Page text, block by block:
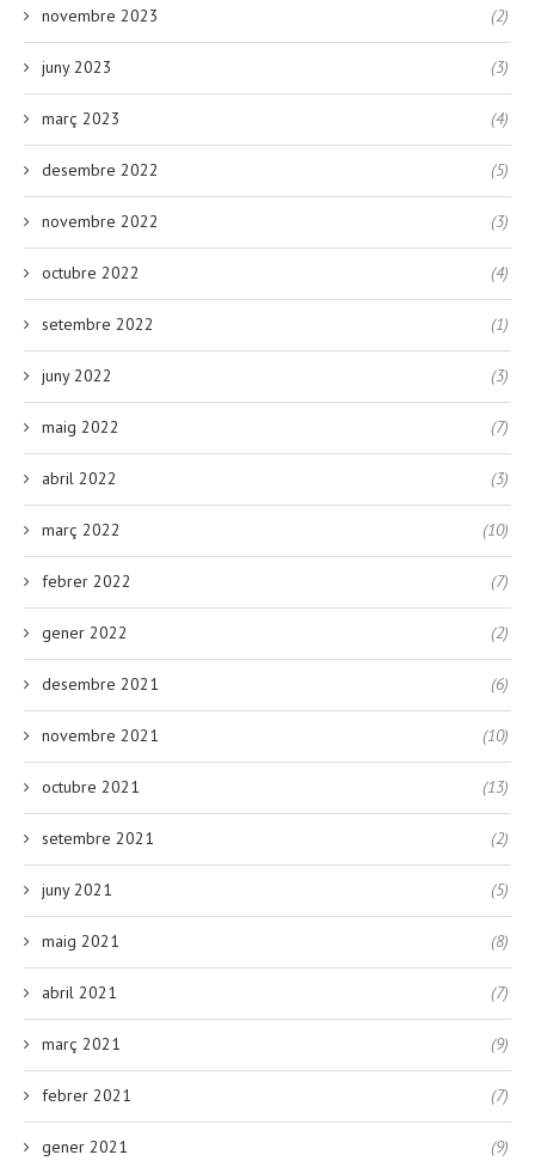
novembre 2023 (2)
juny 2023 (3)
març 2023 (4)
desembre 2022 (5)
novembre 2022 (3)
octubre 2022 (4)
setembre 2022 (1)
juny 2022 (3)
maig 2022 (7)
abril 2022 (3)
març 2022 (10)
febrer 2022 (7)
gener 2022 (2)
desembre 2021 (6)
novembre 2021 (10)
octubre 2021 (13)
setembre 2021 (2)
juny 2021 (5)
maig 2021 (8)
abril 2021 (7)
març 2021 (9)
febrer 2021 (7)
gener 2021 (9)